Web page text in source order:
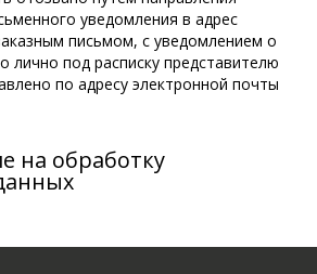
уведомления в адрес
письмом, с уведомлением о
лично под расписку представителю
по адресу электронной почты
на обработку